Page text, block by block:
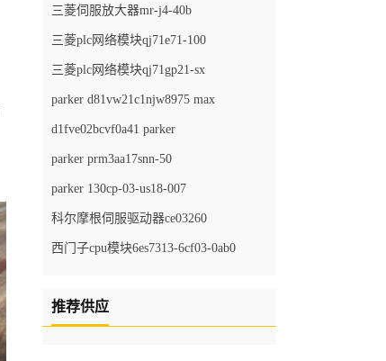
三菱伺服放大器mr-j4-40b
三菱plc网络模块qj71e71-100
三菱plc网络模块qj71gp21-sx
parker d81vw21c1njw8975 max
d1fve02bcvf0a41 parker
parker prm3aa17snn-50
parker 130cp-03-us18-007
科尔摩根伺服驱动器ce03260
西门子cpu模块6es7313-6cf03-0ab0
推荐供应